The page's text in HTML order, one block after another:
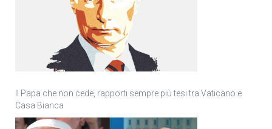
Il Papa che non cede, rapporti sempre più tesi tra Vaticano e
Casa Bianca